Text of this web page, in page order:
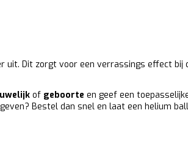
Dit zorgt voor een verrassings effect bij
of geboorte en geef een
Bestel dan snel en laat een helium